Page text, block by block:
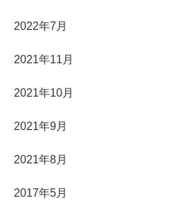
2022年7月
2021年11月
2021年10月
2021年9月
2021年8月
2017年5月